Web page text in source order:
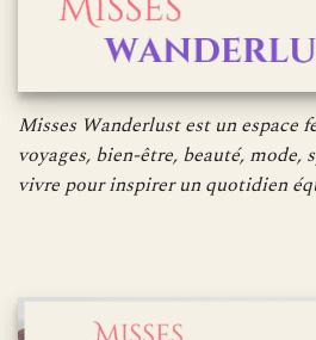
Misses Wanderlust est un espace
voyages, bien-être, beauté,
vivre pour inspirer un quotidien